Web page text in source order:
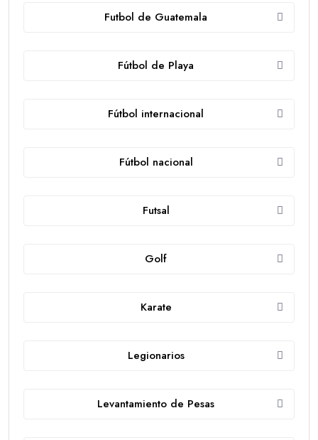
Futbol de Guatemala
Fútbol de Playa
Fútbol internacional
Fútbol nacional
Futsal
Golf
Karate
Legionarios
Levantamiento de Pesas